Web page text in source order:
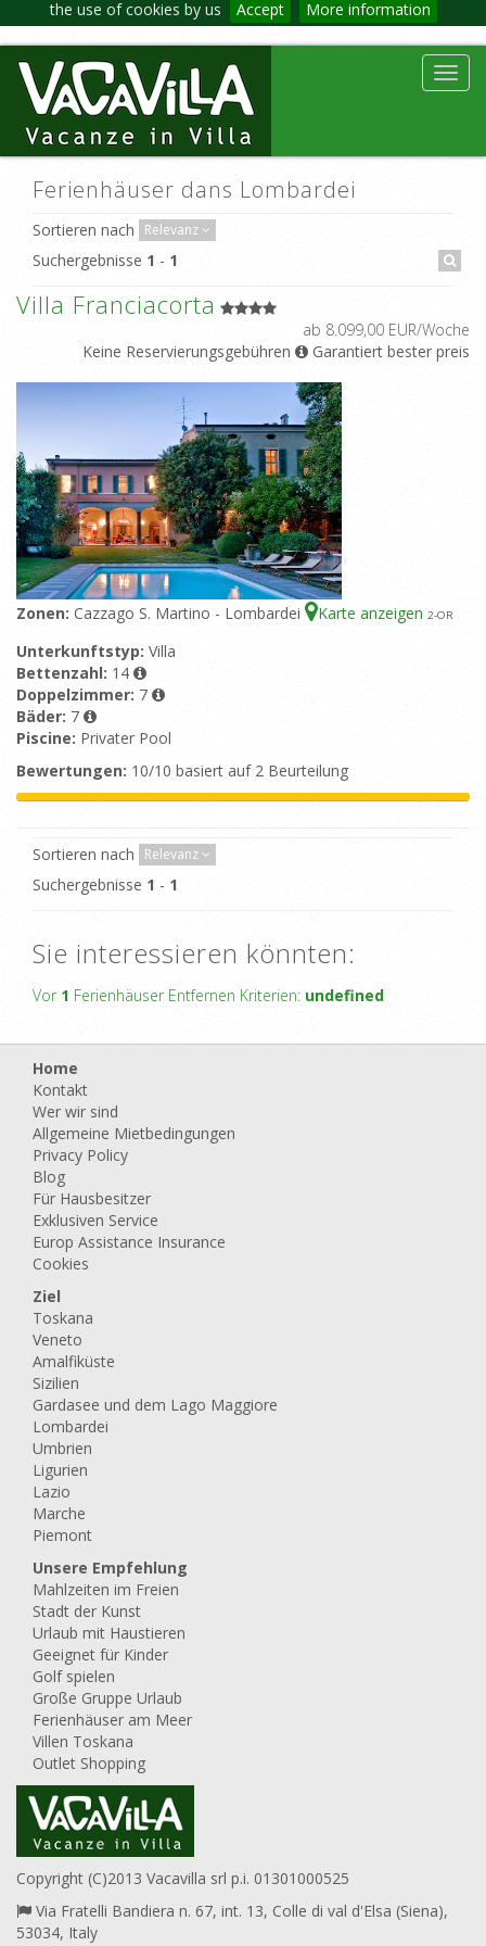
the use of cookies by us Accept More information
Ferienhäuser dans Lombardei
Sortieren nach Relevanz
Suchergebnisse 1 - 1
Villa Franciacorta
ab 8.099,00 EUR/Woche
Keine Reservierungsgebühren
Garantiert bester preis
Zonen: Cazzago S. Martino - Lombardei Karte anzeigen 2-OR
Unterkunftstyp: Villa
Bettenzahl: 14
Doppelzimmer: 7
Bäder: 7
Piscine: Privater Pool
Bewertungen: 10/10 basiert auf 2 Beurteilung
Sortieren nach Relevanz
Suchergebnisse 1 - 1
Sie interessieren könnten:
Vor 1 Ferienhäuser Entfernen Kriterien: undefined
Home
Kontakt
Wer wir sind
Allgemeine Mietbedingungen
Privacy Policy
Blog
Für Hausbesitzer
Exklusiven Service
Europ Assistance Insurance
Cookies
Ziel
Toskana
Veneto
Amalfiküste
Sizilien
Gardasee und dem Lago Maggiore
Lombardei
Umbrien
Ligurien
Lazio
Marche
Piemont
Unsere Empfehlung
Mahlzeiten im Freien
Stadt der Kunst
Urlaub mit Haustieren
Geeignet für Kinder
Golf spielen
Große Gruppe Urlaub
Ferienhäuser am Meer
Villen Toskana
Outlet Shopping
Copyright (C)2013 Vacavilla srl p.i. 01301000525
Via Fratelli Bandiera n. 67, int. 13, Colle di val d'Elsa (Siena),
53034, Italy